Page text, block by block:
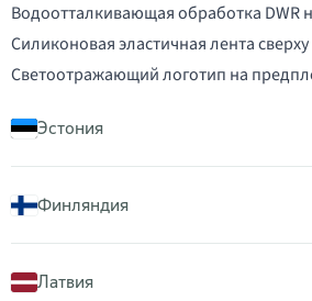
Водоотталкивающая обработка DWR
Силиконовая эластичная лента
Светоотражающий логотип на
Эстония
Финляндия
Латвия